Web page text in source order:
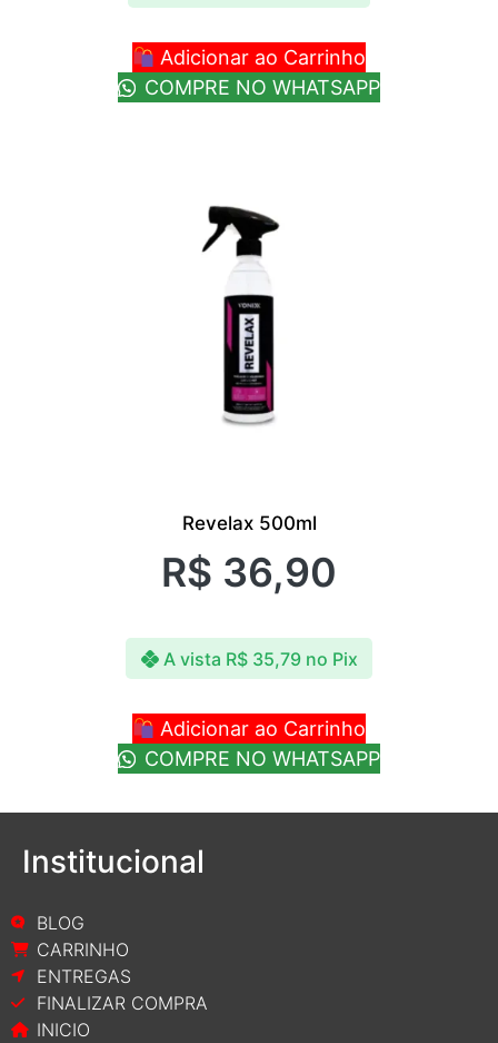
Adicionar ao Carrinho
COMPRE NO WHATSAPP
Revelax 500ml
R$ 36,90
A vista R$35,79 no Pix
Adicionar ao Carrinho
COMPRE NO WHATSAPP
Institucional
BLOG
CARRINHO
ENTREGAS
FINALIZAR COMPRA
INICIO